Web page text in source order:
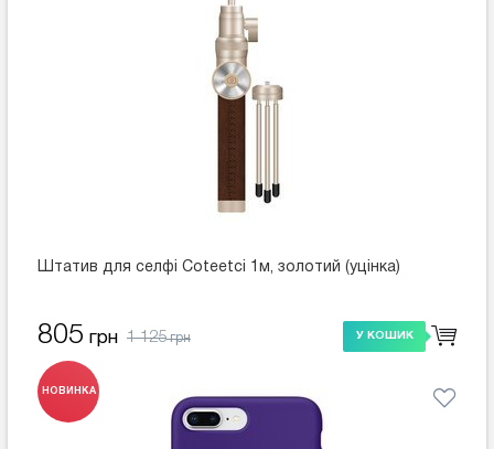
Штатив для селфі Coteetci 1м, золотий (уцінка)
805 грн 1 125грн У КОШИК
НОВИНКА